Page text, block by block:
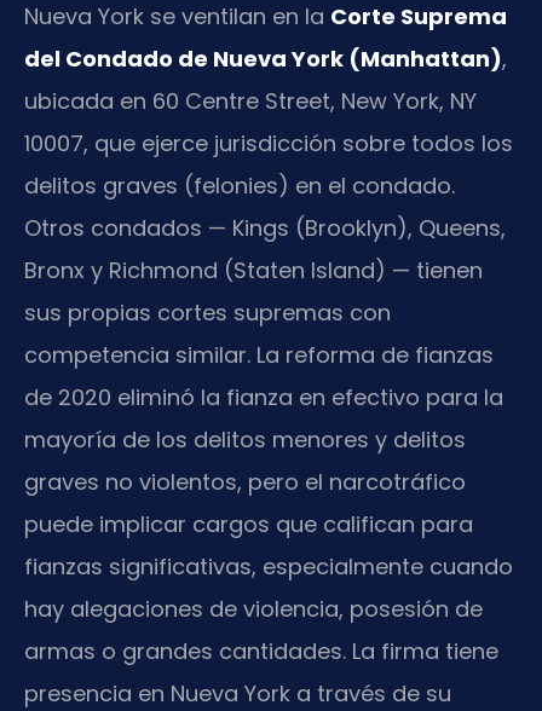
Nueva York se ventilan en la Corte Suprema
del Condado de Nueva York (Manhattan),
ubicada en 60 Centre Street, New York, NY
10007, que ejerce jurisdicción sobre todos los
delitos graves (felonies) en el condado.
Otros condados — Kings (Brooklyn), Queens,
Bronx y Richmond (Staten Island) — tienen
sus propias cortes supremas con
competencia similar. La reforma de fianzas
de 2020 eliminó la fianza en efectivo para la
mayoría de los delitos menores y delitos
graves no violentos, pero el narcotráfico
puede implicar cargos que califican para
fianzas significativas, especialmente cuando
hay alegaciones de violencia, posesión de
armas o grandes cantidades. La firma tiene
presencia en Nueva York a través de su